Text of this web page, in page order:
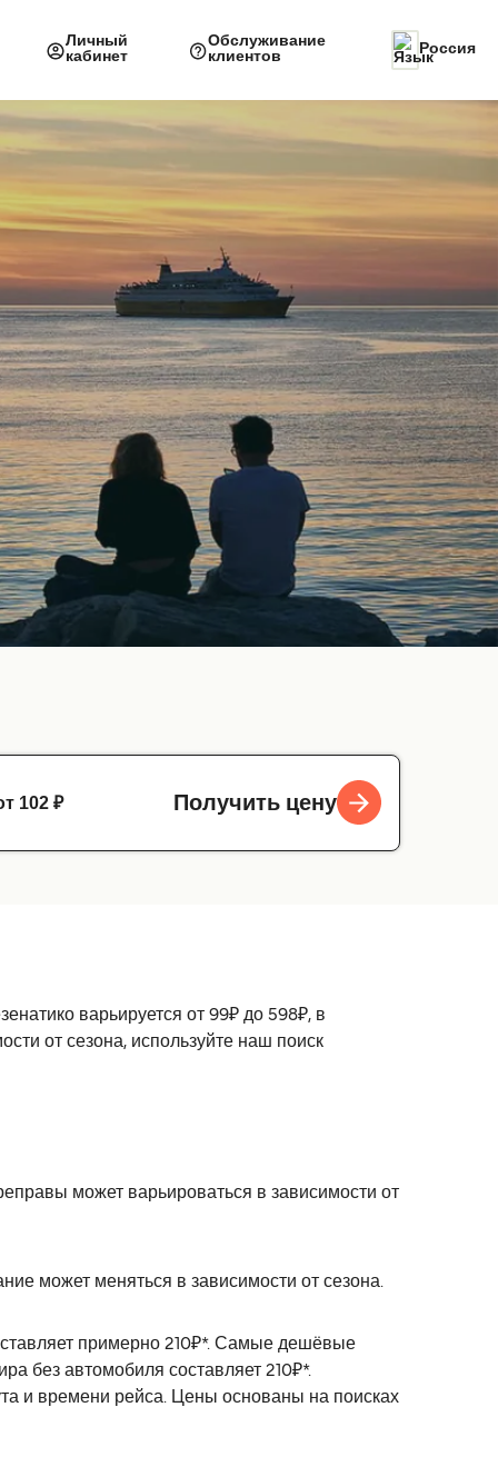
Личный
кабинет
Обслуживание
клиентов
Россия
102 ₽ Получить цену
варьируется от 99₽ до 598₽, в
от сезона, используйте наш поиск
может варьироваться в зависимости от
может меняться в зависимости от сезона.
примерно 210₽*. Самые дешёвые
без автомобиля составляет 210₽*.
и времени рейса. Цены основаны на поисках